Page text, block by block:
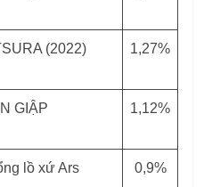
(2022) 1,27%
GIẬP 1,12%
lồ xứ Ars 0,9%